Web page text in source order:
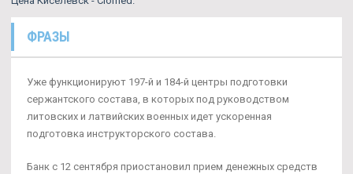
ФРАЗЫ
Уже функционируют 197-й и 184-й центры подготовки
сержантского состава, в которых под руководством
литовских и латвийских военных идет ускоренная
подготовка инструкторского состава.
Банк с 12 сентября приостановил прием денежных средств